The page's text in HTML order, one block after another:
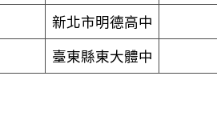
新北市明德高中
臺東縣東大體中